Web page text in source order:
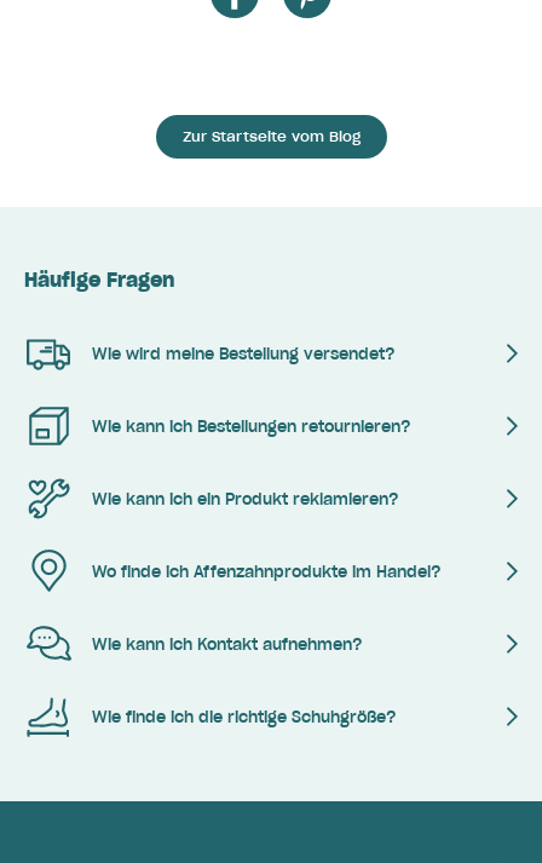
Zur Startseite vom Blog
Häufige Fragen
Wie wird meine Bestellung versendet?
Wie kann ich Bestellungen retournieren?
Wie kann ich ein Produkt reklamieren?
Wo finde ich Affenzahnprodukte im Handel?
Wie kann ich Kontakt aufnehmen?
Wie finde ich die richtige Schuhgröße?